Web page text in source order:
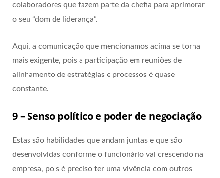
colaboradores que fazem parte da chefia para aprimorar
o seu “dom de liderança”.
Aqui, a comunicação que mencionamos acima se torna
mais exigente, pois a participação em reuniões de
alinhamento de estratégias e processos é quase
constante.
9 – Senso político e poder de negociação
Estas são habilidades que andam juntas e que são
desenvolvidas conforme o funcionário vai crescendo na
empresa, pois é preciso ter uma vivência com outros